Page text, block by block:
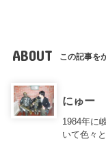
ABOUT この記事を
にゅー
1984年に
いて色々